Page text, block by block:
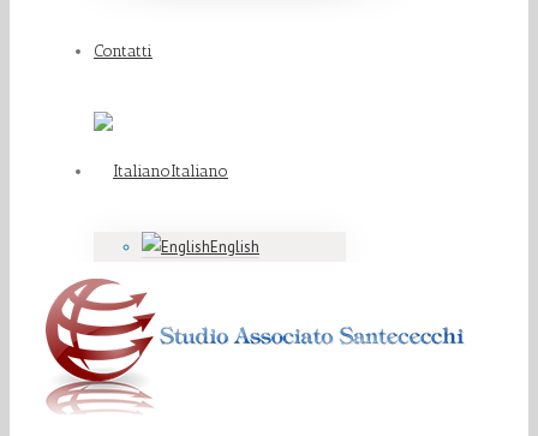
Contatti
Italiano
English